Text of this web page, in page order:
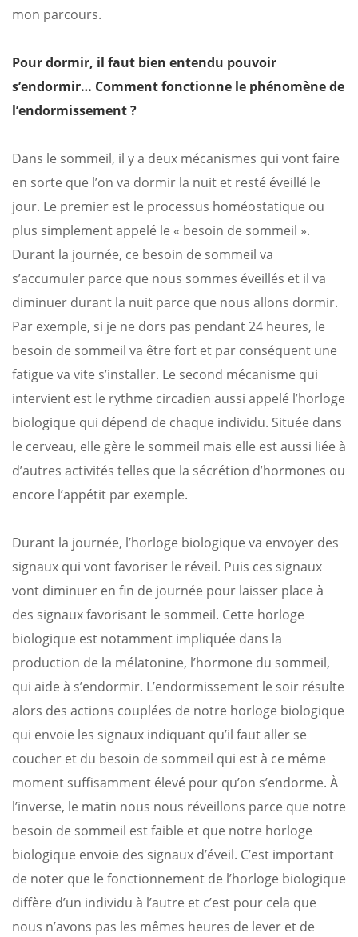
mon parcours.
Pour dormir, il faut bien entendu pouvoir
s’endormir… Comment fonctionne le phénomène de
l’endormissement ?
Dans le sommeil, il y a deux mécanismes qui vont faire
en sorte que l’on va dormir la nuit et resté éveillé le
jour. Le premier est le processus homéostatique ou
plus simplement appelé le « besoin de sommeil ».
Durant la journée, ce besoin de sommeil va
s’accumuler parce que nous sommes éveillés et il va
diminuer durant la nuit parce que nous allons dormir.
Par exemple, si je ne dors pas pendant 24 heures, le
besoin de sommeil va être fort et par conséquent une
fatigue va vite s’installer. Le second mécanisme qui
intervient est le rythme circadien aussi appelé l’horloge
biologique qui dépend de chaque individu. Située dans
le cerveau, elle gère le sommeil mais elle est aussi liée à
d’autres activités telles que la sécrétion d’hormones ou
encore l’appétit par exemple.
Durant la journée, l’horloge biologique va envoyer des
signaux qui vont favoriser le réveil. Puis ces signaux
vont diminuer en fin de journée pour laisser place à
des signaux favorisant le sommeil. Cette horloge
biologique est notamment impliquée dans la
production de la mélatonine, l’hormone du sommeil,
qui aide à s’endormir. L’endormissement le soir résulte
alors des actions couplées de notre horloge biologique
qui envoie les signaux indiquant qu’il faut aller se
coucher et du besoin de sommeil qui est à ce même
moment suffisamment élevé pour qu’on s’endorme. À
l’inverse, le matin nous nous réveillons parce que notre
besoin de sommeil est faible et que notre horloge
biologique envoie des signaux d’éveil. C’est important
de noter que le fonctionnement de l’horloge biologique
diffère d’un individu à l’autre et c’est pour cela que
nous n’avons pas les mêmes heures de lever et de